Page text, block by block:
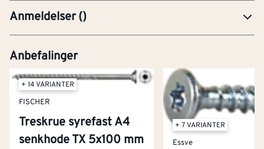
Anmeldelser()
Anbefalinger
+ 14 VARIANTER
FISCHER
Treskrue syrefast A4
senkhode TX 5x100 mm
+ 7 VARIANTER
Essve